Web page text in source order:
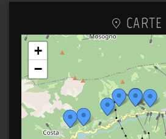
CARTE
+
−